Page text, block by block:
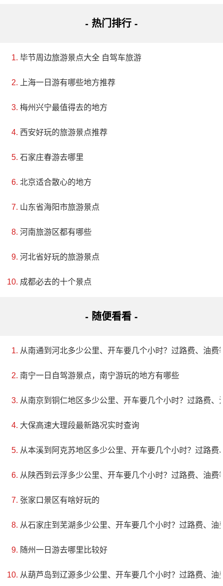
自然景观、景点50余处。森林公园共包括三大景区：龙
保护区及狩猎场。这三个景区以其独特的山、水、林和
石构成了各具特色的神奇景观。其中最具特色的是龙凤
猩观潮”和佛经岩等景点都各具特色。龙凤滩5公里的中间
段海滨浴场更是洁净无染，潮起波涛不惊，潮落沙细滩
里，分为6个大区，共展出130多种动物，包括北京动物
座动物园注重自然景观，是人文景观和自然景观的完美
物在没有人类干扰的自然环境中生活。该园共分为六大
功能区：展示各种动物，包括花园式的食草动物区、巍
自然营造的猴园、兀然挺立的熊山、别具一格的亚洲象
馆和综合自然保护区内温顺可爱的大、小熊猫、松鼠
5、安波温泉旅游度假区
- 热门排行 -
毕节周边旅游景点大全 自驾车旅游
上海一日游有哪些地方推荐
梅州兴宁最值得去的地方
西安好玩的旅游景点推荐
石家庄春游去哪里
北京适合散心的地方
山东省海阳市旅游景点
河南旅游区都有哪些
河北省好玩的旅游景点
成都必去的十个景点
- 随便看看 -
从南通到河北多少公里、开车要几个小时？过路费、油费
南宁一日自驾游景点，南宁游玩的地方有哪些
从南京到铜仁地区多少公里、开车要几个小时？过路费、
大保高速大理段最新路况实时查询
从本溪到阿克苏地区多少公里、开车要几个小时？过路费
从陕西到云浮多少公里、开车要几个小时？过路费、油费
张家口景区有啥好玩的
从石家庄到芜湖多少公里、开车要几个小时？过路费、油
随州一日游去哪里比较好
从葫芦岛到辽源多少公里、开车要几个小时？过路费、油